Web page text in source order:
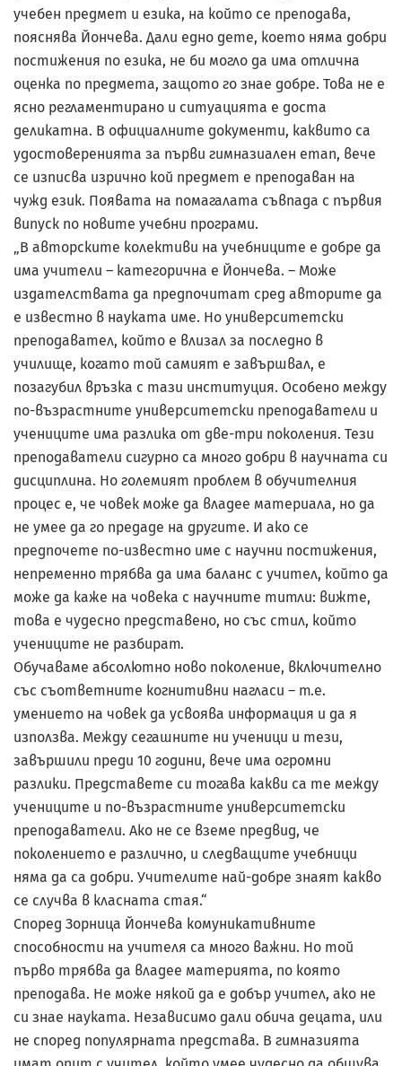
учебен предмет и езика, на който се преподава,
пояснява Йончева. Дали едно дете, което няма добри
постижения по езика, не би могло да има отлична
оценка по предмета, защото го знае добре. Това не е
ясно регламентирано и ситуацията е доста
деликатна. В официалните документи, каквито са
удостоверенията за първи гимназиален етап, вече
се изписва изрично кой предмет е преподаван на
чужд език. Появата на помагалата съвпада с първия
випуск по новите учебни програми.
„В авторските колективи на учебниците е добре да
има учители – категорична е Йончева. – Може
издателствата да предпочитат сред авторите да
е известно в науката име. Но университетски
преподавател, който е влизал за последно в
училище, когато той самият е завършвал, е
позагубил връзка с тази институция. Особено между
по-възрастните университетски преподаватели и
учениците има разлика от две-три поколения. Тези
преподаватели сигурно са много добри в научната си
дисциплина. Но големият проблем в обучителния
процес е, че човек може да владее материала, но да
не умее да го предаде на другите. И ако се
предпочете по-известно име с научни постижения,
непременно трябва да има баланс с учител, който да
може да каже на човека с научните титли: вижте,
това е чудесно представено, но със стил, който
учениците не разбират.
Обучаваме абсолютно ново поколение, включително
със съответните когнитивни нагласи – т.е.
умението на човек да усвоява информация и да я
използва. Между сегашните ни ученици и тези,
завършили преди 10 години, вече има огромни
разлики. Представете си тогава какви са те между
учениците и по-възрастните университетски
преподаватели. Ако не се вземе предвид, че
поколението е различно, и следващите учебници
няма да са добри. Учителите най-добре знаят какво
се случва в класната стая.“
Според Зорница Йончева комуникативните
способности на учителя са много важни. Но той
първо трябва да владее материята, по която
преподава. Не може някой да е добър учител, ако не
си знае науката. Независимо дали обича децата, или
не според популярната представа. В гимназията